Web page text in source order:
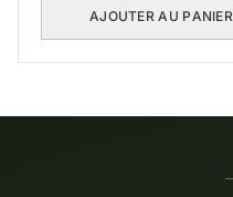
AJOUTER AU PANIER